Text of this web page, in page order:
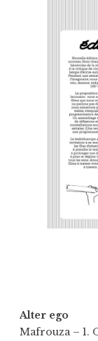
Alter ego
Mafrouza – 1.